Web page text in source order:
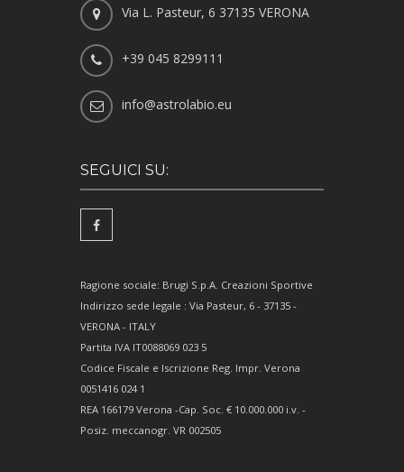
Via L. Pasteur, 6 37135 VERONA
+39 045 8299111
info@astrolabio.eu
SEGUICI SU:
Ragione sociale: Brugi S.p.A. Creazioni Sportive
Indirizzo sede legale : Via Pasteur, 6 - 37135 -
VERONA - ITALY
Partita IVA IT0088069 023 5
Codice Fiscale e Iscrizione Reg. Impr. Verona
0051416 024 1
REA 166179 Verona -Cap. Soc. € 10.000.000 i.v. -
Posiz. meccanogr. VR 002505